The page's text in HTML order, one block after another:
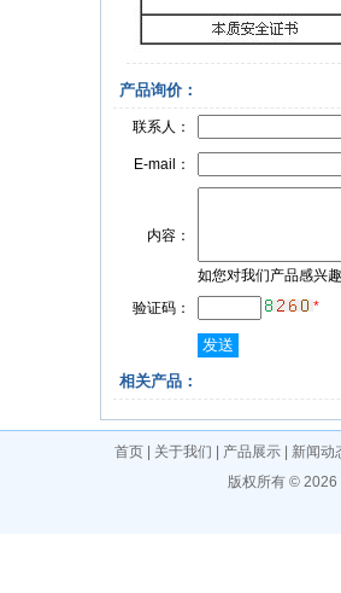
产品询价：
联系人：
E-mail：
内容：
如您对我们产品感兴
验证码：
*
相关产品：
首页 关于我们 产品展示
新闻动
版权所有 © 2026